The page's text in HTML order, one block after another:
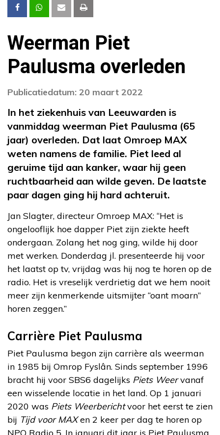
Weerman Piet
Paulusma overleden
Publicatiedatum: 20 maart 2022
In het ziekenhuis van Leeuwarden is
vanmiddag weerman Piet Paulusma (65
jaar) overleden. Dat laat Omroep MAX
weten namens de familie. Piet leed al
geruime tijd aan kanker, waar hij geen
ruchtbaarheid aan wilde geven. De laatste
paar dagen ging hij hard achteruit.
Jan Slagter, directeur Omroep MAX: “Het is
ongelooflijk hoe dapper Piet zijn ziekte heeft
ondergaan. Zolang het nog ging, wilde hij door
met werken. Donderdag jl. presenteerde hij voor
het laatst op tv, vrijdag was hij nog te horen op de
radio. Het is vreselijk verdrietig dat we hem nooit
meer zijn kenmerkende uitsmijter “oant moarn”
horen zeggen.”
Carrière Piet Paulusma
Piet Paulusma begon zijn carrière als weerman
in 1985 bij Omrop Fyslân. Sinds september 1996
bracht hij voor SBS6 dagelijks Piets Weervanaf
een wisselende locatie in het land. Op 1 januari
2020 was Piets Weerberichtvoor het eerst te zien
bij Tijd voor MAXen 2 keer per dag te horen op
NPO Radio 5. In januari dit jaar is Piet Paulusma